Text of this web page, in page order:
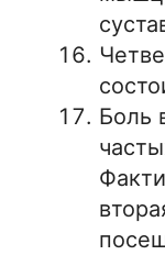
Боль